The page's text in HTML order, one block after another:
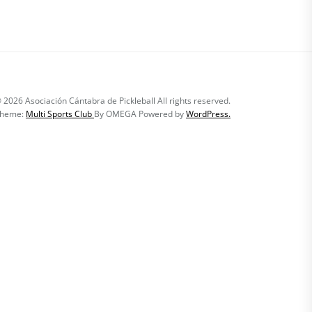
All rights reserved.
Multi Sports Club ByOMEGA Powered byWordPress.